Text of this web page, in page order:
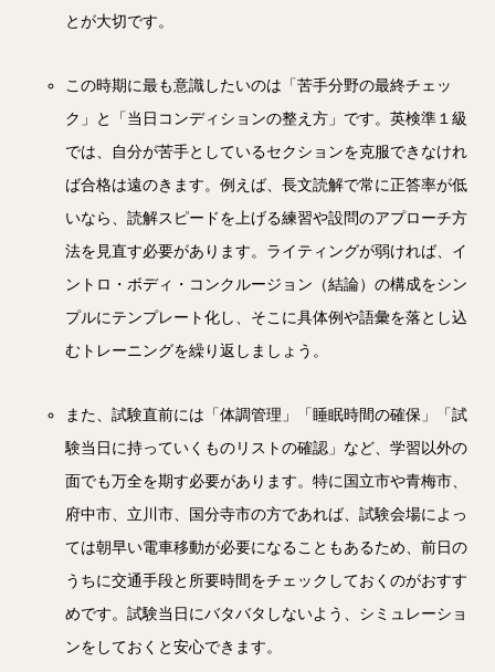
とが大切です。
この時期に最も意識したいのは「苦手分野の最終チェッ
ク」と「当日コンディションの整え方」です。英検準１級
では、自分が苦手としているセクションを克服できなけれ
ば合格は遠のきます。例えば、長文読解で常に正答率が低
いなら、読解スピードを上げる練習や設問のアプローチ方
法を見直す必要があります。ライティングが弱ければ、イ
ントロ・ボディ・コンクルージョン（結論）の構成をシン
プルにテンプレート化し、そこに具体例や語彙を落とし込
むトレーニングを繰り返しましょう。
また、試験直前には「体調管理」「睡眠時間の確保」「試
験当日に持っていくものリストの確認」など、学習以外の
面でも万全を期す必要があります。特に国立市や青梅市、
府中市、立川市、国分寺市の方であれば、試験会場によっ
ては朝早い電車移動が必要になることもあるため、前日の
うちに交通手段と所要時間をチェックしておくのがおすす
めです。試験当日にバタバタしないよう、シミュレーショ
ンをしておくと安心できます。
電話 メール